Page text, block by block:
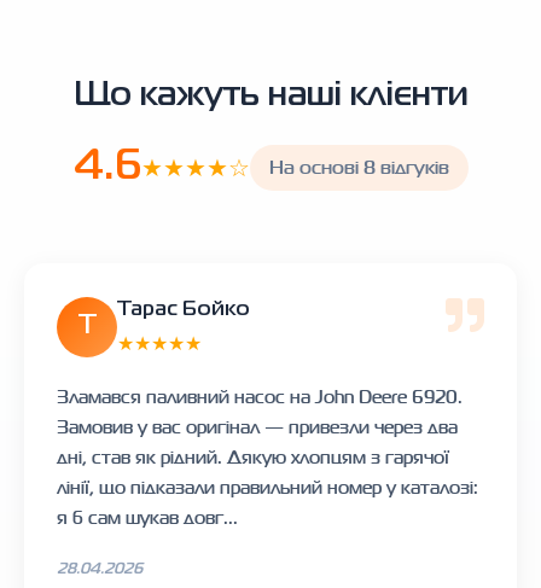
Що кажуть наші клієнти
4.6★★★★☆ На основі 8 відгуків
Тарас Бойко
★★★★★
Зламався паливний насос на John Deere 6920.
Замовив у вас оригінал — привезли через два
дні, став як рідний. Дякую хлопцям з гарячої
лінії, що підказали правильний номер у каталозі:
я б сам шукав довг...
28.04.2026